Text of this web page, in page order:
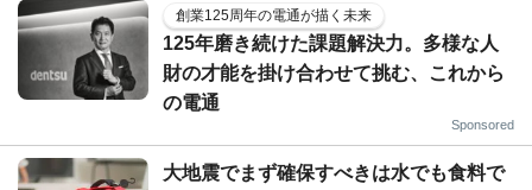
創業125周年の電通が描く未来
125年磨き続けた課題解決力。多様な人
財の才能を掛け合わせて挑む、これから
の電通
Sponsored
大地震でまず確保すべきは水でも食料で